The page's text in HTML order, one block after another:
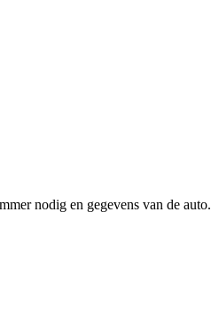
nodig en gegevens van de auto.